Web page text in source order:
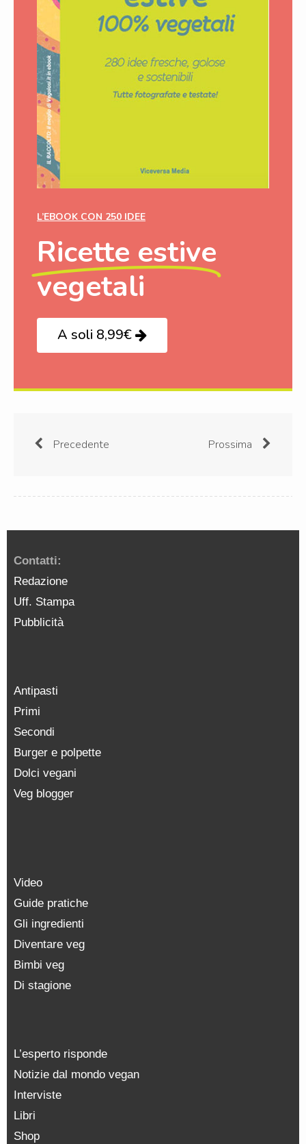
L’EBOOK CON 250 IDEE
Ricette estive
vegetali
A soli 8,99€
Precedente Prossima
Contatti:
Redazione
Uff. Stampa
Pubblicità
Antipasti
Primi
Secondi
Burger e polpette
Dolci vegani
Veg blogger
Video
Guide pratiche
Gli ingredienti
Diventare veg
Bimbi veg
Di stagione
L’esperto risponde
Notizie dal mondo vegan
Interviste
Libri
Shop